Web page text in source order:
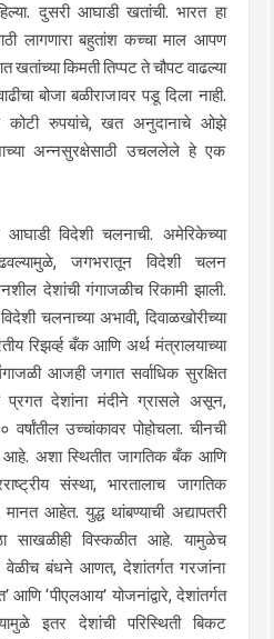
दुसरी आघाडी खतांची. भारत हा
लागणारा बहुतांश कच्चा माल आपण
खतांच्या किमती तिप्पट ते चौपट वाढल्या
बोजा बळीराजावर पडू दिला नाही.
कोटी रुपयांचे, खत अनुदानाचे ओझे
अन्नसुरक्षेसाठी उचललेले हे एक
आघाडी विदेशी चलनाची. अमेरिकेच्या
जगभरातून विदेशी चलन
देशांची गंगाजळीच रिकामी झाली.
चलनाच्या अभावी, दिवाळखोरीच्या
रिझर्व्ह बँक आणि अर्थ मंत्रालयाच्या
आजही जगात सर्वाधिक सुरक्षित
देशांना मंदीने ग्रासले असून,
उच्चांकावर पोहोचला. चीनची
आहे. अशा स्थितीत जागतिक बँक आणि
संस्था, भारतालाच जागतिक
आहेत. युद्ध थांबण्याची अद्यापतरी
साखळीही विस्कळीत आहे. यामुळेच
वेळीच बंधने आणत, देशांतर्गत गरजांना
आणि ‘पीएलआय’ योजनांद्वारे, देशांतर्गत
इतर देशांची परिस्थिती बिकट